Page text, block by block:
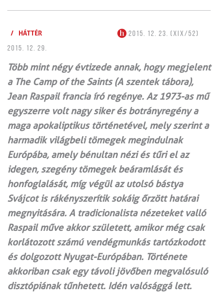
/ HÁTTÉR
2015. 12. 23. (XIX/52)
2015. 12. 29.
Több mint négy évtizede annak, hogy megjelent
a The Camp of the Saints (A szentek tábora),
Jean Raspail francia író regénye. Az 1973-as mű
egyszerre volt nagy siker és botrányregény a
maga apokaliptikus történetével, mely szerint a
harmadik világbeli tömegek megindulnak
Európába, amely bénultan nézi és tűri el az
idegen, szegény tömegek beáramlását és
honfoglalását, míg végül az utolsó bástya
Svájcot is rákényszerítik sokáig őrzött határai
megnyitására. A tradicionalista nézeteket valló
Raspail műve akkor született, amikor még csak
korlátozott számú vendégmunkás tartózkodott
és dolgozott Nyugat-Európában. Története
akkoriban csak egy távoli jövőben megvalósuló
disztópiának tűnhetett. Idén valósággá lett.